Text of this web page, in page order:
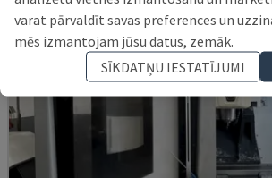
varat pārvaldīt savas preferences un
mēs izmantojam jūsu datus, zemāk.
SĪKDATŅU IESTATĪJUMI